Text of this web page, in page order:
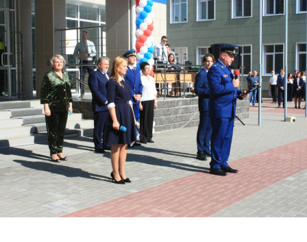
Перейти к основному содержанию